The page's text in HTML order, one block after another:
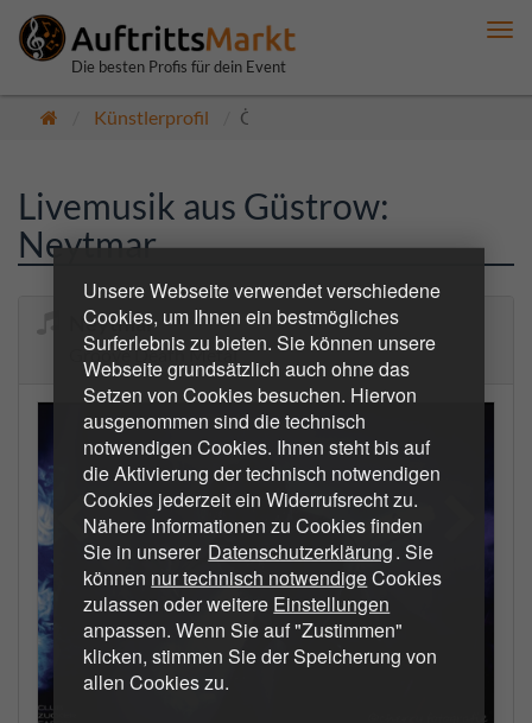
Unsere Webseite verwendet verschiedene
Cookies, um Ihnen ein bestmögliches
Surferlebnis zu bieten. Sie können unsere
Webseite grundsätzlich auch ohne das
Setzen von Cookies besuchen. Hiervon
ausgenommen sind die technisch
notwendigen Cookies. Ihnen steht bis auf
die Aktivierung der technisch notwendigen
Cookies jederzeit ein Widerrufsrecht zu.
Nähere Informationen zu Cookies finden
Sie in unserer Datenschutzerklärung. Sie
können nur technisch notwendigeCookies
zulassen oder weitere Einstellungen
anpassen. Wenn Sie auf "Zustimmen"
klicken, stimmen Sie der Speicherung von
allen Cookies zu.
Die besten Profis für dein Event
Künstlerprofil Öffentlich
Livemusik aus Güstrow:
Neytmar
Neytmar
Groove Death Metal